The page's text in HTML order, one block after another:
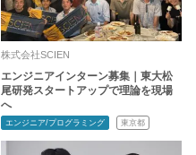
株式会社SCIEN
エンジニアインターン募集｜東大松
尾研発スタートアップで理論を現場
へ
エンジニア/プログラミング 東京都